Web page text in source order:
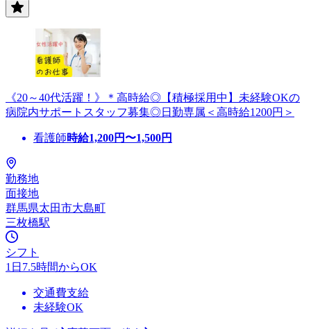
《20～40代活躍！》＊高時給◎【積極採用中】未経験OKの
病院内サポートスタッフ募集◎日勤専属＜高時給1200円＞
看護師時給1,200円〜1,500円
勤務地
面接地
群馬県太田市大島町
三枚橋駅
シフト
1日7.5時間からOK
交通費支給
未経験OK